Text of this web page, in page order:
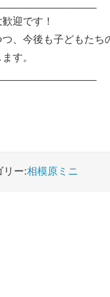
迎です！
、今後も子どもたち
す。
リー:相模原ミニ